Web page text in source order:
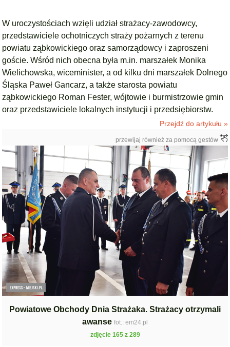
W uroczystościach wzięli udział strażacy-zawodowcy,
przedstawiciele ochotniczych straży pożarnych z terenu
powiatu ząbkowickiego oraz samorządowcy i zaproszeni
goście. Wśród nich obecna była m.in. marszałek Monika
Wielichowska, wiceminister, a od kilku dni marszałek Dolnego
Śląska Paweł Gancarz, a także starosta powiatu
ząbkowickiego Roman Fester, wójtowie i burmistrzowie gmin
oraz przedstawiciele lokalnych instytucji i przedsiębiorstw.
Przejdź do artykułu »
przewijaj również za pomocą gestów
Powiatowe Obchody Dnia Strażaka. Strażacy otrzymali
awanse fot.: em24.pl
zdjęcie 165 z 289